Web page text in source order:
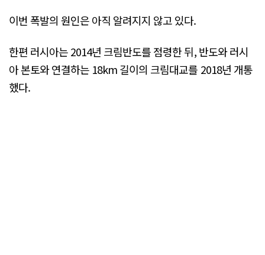
이번 폭발의 원인은 아직 알려지지 않고 있다.
한편 러시아는 2014년 크림반도를 점령한 뒤, 반도와 러시
아 본토와 연결하는 18km 길이의 크림대교를 2018년 개통
했다.